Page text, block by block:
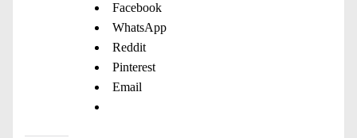
Facebook
WhatsApp
Reddit
Pinterest
Email